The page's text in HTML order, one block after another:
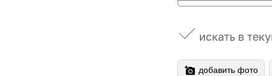
искать в
добавить фото